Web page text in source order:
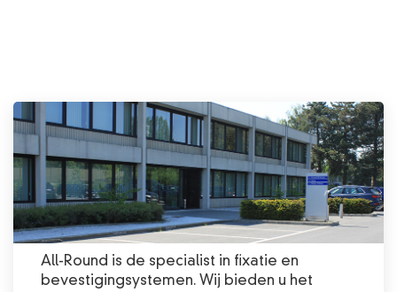
All-Round is de specialist in fixatie en
bevestigingsystemen. Wij bieden u het